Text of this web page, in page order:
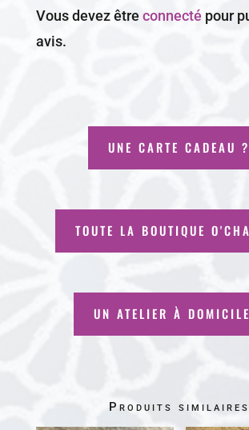
Vous devez être connecté pour
avis.
UNE CARTE CADEAU ?
TOUTE LA BOUTIQUE
UN ATELIER À
Produits similaires